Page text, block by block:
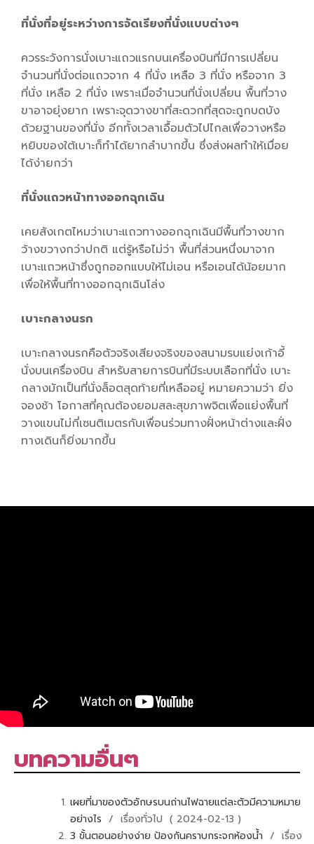
ที่นั่งที่อยู่ระหว่างการจัดเรียงที่นั่งแบบต่างๆ
ควรระวังการนั่งเบาะแถวแรกบนเครื่องบินที่มีการเปลี่ยน
จำนวนที่นั่งต่อแถวจาก 4 ที่นั่ง เหลือ 3 ที่นั่ง หรือจาก 3
ที่นั่ง เหลือ 2 ที่นั่ง เพราะเมื่อจำนวนที่นั่งเปลี่ยน พื้นที่วาง
ขาอาจยุ่งยาก เพราะจุดวางขาที่สะดวกที่สุดจะถูกบดบัง
ด้วยฐานของที่นั่ง อีกทั้งเวลาเอื้อมตัวไปไกลเพื่อวางหรือ
หยิบของใต้เบาะก็ทำได้ยากลำบากขึ้น ซึ่งส่งผลทำให้เมื่อย
ได้ง่ายกว่า
ที่นั่งแถวหน้าทางออกฉุกเฉิน
เคยสังเกตไหมว่าเบาะแถวทางออกฉุกเฉินมีพื้นที่วางขาก
ว้างขวางกว่าปกติ แต่รู้หรือไม่ว่า พื้นที่ส่วนหนึ่งมาจาก
เบาะแถวหน้าซึ่งถูกออกแบบให้ไม่เอน หรือเอนได้น้อยมาก
เพื่อให้พื้นที่ทางออกฉุกเฉินโล่ง
เบาะกลางนรก
เบาะกลางนรกคือตัวจริงเสียงจริงของสนามรบแย่งเก้าอี้
นั่งบนเครื่องบิน สำหรับสายการบินที่มีระบบเลือกที่นั่ง เบาะ
กลางมักเป็นที่นั่งล็อตสุดท้ายที่เหลืออยู่ หมายความว่า ยิ่ง
จองช้า โอกาสที่คุณต้องยอมสละสุขภาพจิตเพื่อแย่งพื้นที่
วางแขนไม่กี่เซนติเมตรกับเพื่อนร่วมทางฝั่งหน้าต่างและฝั่ง
ทางเดินก็ยิ่งมากขึ้น
บทความอื่นๆ
เผยที่มาของตัวอักษรบนถ่านไฟฉายแต่ละตัวมีความหมาย
อย่างไร / เรื่องทั่วไป ( 2024-02-13 )
3 ขั้นตอนอย่างง่าย ป้องกันคราบกระจกห้องน้ำ / เรื่อง